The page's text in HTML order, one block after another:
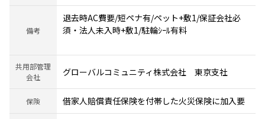
備考
退去時AC費要/短ペナ有/ペット+敷1/保証会社必
須・法人未入時+敷1/駐輪ｼｰﾙ有料
共用部管理
会社
グローバルコミュニティ株式会社 東京支社
保険 借家人賠償責任保険を付帯した火災保険に加入要